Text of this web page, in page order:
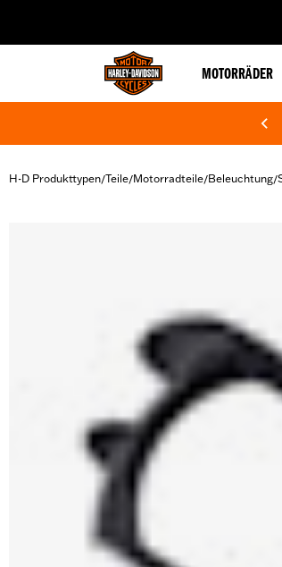
MOTORRÄDER
H-D Produkttypen/Teile/Motorradteile/Beleuchtung/